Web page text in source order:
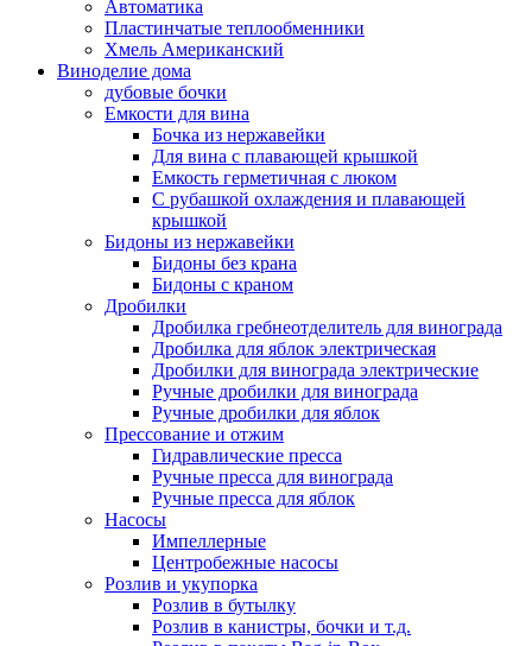
Автоматика
Пластинчатые теплообменники
Хмель Американский
Виноделие дома
дубовые бочки
Емкости для вина
Бочка из нержавейки
Для вина с плавающей крышкой
Емкость герметичная с люком
С рубашкой охлаждения и плавающей
крышкой
Бидоны из нержавейки
Бидоны без крана
Бидоны с краном
Дробилки
Дробилка гребнеотделитель для винограда
Дробилка для яблок электрическая
Дробилки для винограда электрические
Ручные дробилки для винограда
Ручные дробилки для яблок
Прессование и отжим
Гидравлические пресса
Ручные пресса для винограда
Ручные пресса для яблок
Насосы
Импеллерные
Центробежные насосы
Розлив и укупорка
Розлив в бутылку
Розлив в канистры, бочки и т.д.